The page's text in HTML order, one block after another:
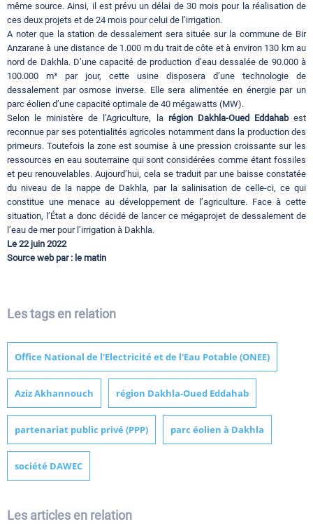
même source. Ainsi, il est prévu un délai de 30 mois pour la réalisation de
ces deux projets et de 24 mois pour celui de l’irrigation.
A noter que la station de dessalement sera située sur la commune de Bir
Anzarane à une distance de 1.000 m du trait de côte et à environ 130 km au
nord de Dakhla. D’une capacité de production d’eau dessalée de 90.000 à
100.000 m³ par jour, cette usine disposera d’une technologie de
dessalement par osmose inverse. Elle sera alimentée en énergie par un
parc éolien d’une capacité optimale de 40 mégawatts (MW).
Selon le ministère de l’Agriculture, la région Dakhla-Oued Eddahabest
reconnue par ses potentialités agricoles notamment dans la production des
primeurs. Toutefois la zone est soumise à une pression croissante sur les
ressources en eau souterraine qui sont considérées comme étant fossiles
et peu renouvelables. Aujourd’hui, cela se traduit par une baisse constatée
du niveau de la nappe de Dakhla, par la salinisation de celle-ci, ce qui
constitue une menace au développement de l’agriculture. Face à cette
situation, l’État a donc décidé de lancer ce mégaprojet de dessalement de
l’eau de mer pour l’irrigation à Dakhla.
Le 22 juin 2022
Source web par : le matin
Les tags en relation
Office National de l'Electricité et de l'Eau Potable (ONEE)
Aziz Akhannouch région Dakhla-Oued Eddahab
partenariat public privé (PPP) parc éolien à Dakhla
société DAWEC
Les articles en relation